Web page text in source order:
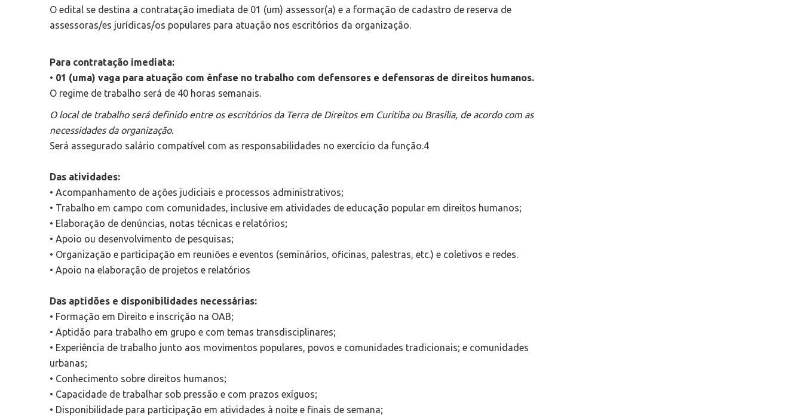
O edital se destina a contratação imediata de 01 (um) assessor(a) e a formação de cadastro de reserva de
assessoras/es jurídicas/os populares para atuação nos escritórios da organização.
Para contratação imediata:
• 01 (uma) vaga para atuação com ênfase no trabalho com defensores e defensoras de direitos humanos.
O regime de trabalho será de 40 horas semanais.
O local de trabalho será definido entre os escritórios da Terra de Direitos em Curitiba ou Brasília, de acordo com as
necessidades da organização.
Será assegurado salário compatível com as responsabilidades no exercício da função.4
Das atividades:
• Acompanhamento de ações judiciais e processos administrativos;
• Trabalho em campo com comunidades, inclusive em atividades de educação popular em direitos humanos;
• Elaboração de denúncias, notas técnicas e relatórios;
• Apoio ou desenvolvimento de pesquisas;
• Organização e participação em reuniões e eventos (seminários, oficinas, palestras, etc.) e coletivos e redes.
• Apoio na elaboração de projetos e relatórios
Das aptidões e disponibilidades necessárias:
• Formação em Direito e inscrição na OAB;
• Aptidão para trabalho em grupo e com temas transdisciplinares;
• Experiência de trabalho junto aos movimentos populares, povos e comunidades tradicionais; e comunidades
urbanas;
• Conhecimento sobre direitos humanos;
• Capacidade de trabalhar sob pressão e com prazos exíguos;
• Disponibilidade para participação em atividades à noite e finais de semana;